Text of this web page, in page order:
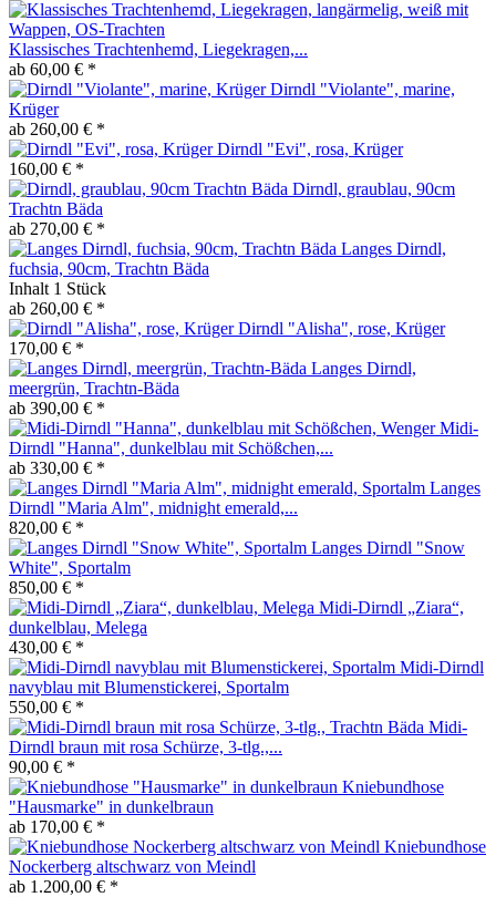
Klassisches Trachtenhemd, Liegekragen,...
ab 60,00 € *
Dirndl "Violante", marine,
Krüger
ab 260,00 € *
Dirndl "Evi", rosa, Krüger
160,00 € *
Dirndl, graublau, 90cm
Trachtn Bäda
ab 270,00 € *
Langes Dirndl,
fuchsia, 90cm, Trachtn Bäda
Inhalt 1 Stück
ab 260,00 € *
Dirndl "Alisha", rose, Krüger
170,00 € *
Langes Dirndl,
meergrün, Trachtn-Bäda
ab 390,00 € *
Midi-
Dirndl "Hanna", dunkelblau mit Schößchen,...
ab 330,00 € *
Langes
Dirndl "Maria Alm", midnight emerald,...
820,00 € *
Langes Dirndl "Snow
White", Sportalm
850,00 € *
Midi-Dirndl „Ziara“,
dunkelblau, Melega
430,00 € *
Midi-Dirndl
navyblau mit Blumenstickerei, Sportalm
550,00 € *
Midi-
Dirndl braun mit rosa Schürze, 3-tlg.,...
90,00 € *
Kniebundhose
"Hausmarke" in dunkelbraun
ab 170,00 € *
Kniebundhose
Nockerberg altschwarz von Meindl
ab 1.200,00 € *